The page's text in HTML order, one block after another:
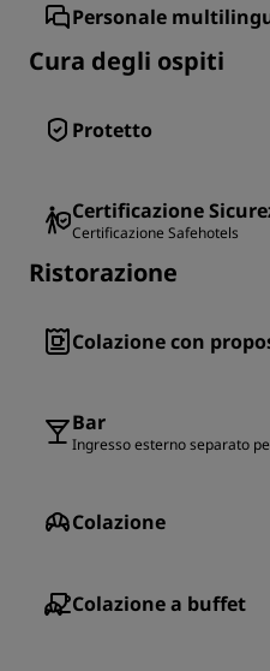
Personale
Cura degli ospiti
Protetto
Certificazione
Certificazione Safehotels
Ristorazione
Colazione con
Bar
Ingresso esterno separato
Colazione
Colazione a buffet